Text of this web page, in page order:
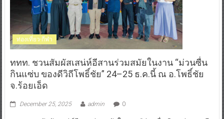
ท่องเที่ยว-กีฬา
ททท. ชวนสัมผัสเสน่ห์อีสานร่วมสมัยในงาน “ม่วนซื่น
กินแซ่บ ของดีวิถีโพธิ์ชัย” 24–25 ธ.ค.นี้ ณ อ.โพธิ์ชัย
จ.ร้อยเอ็ด
December 25, 2025 admin 0